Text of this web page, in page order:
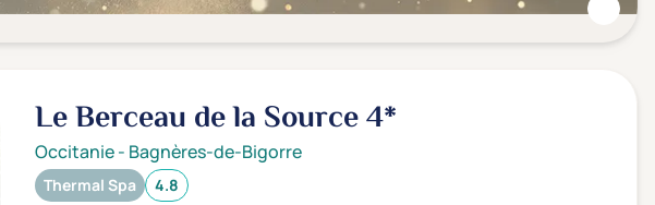
Le Berceau de la Source4*
Occitanie- Bagnères-de-Bigorre
Thermal Spa 4.8